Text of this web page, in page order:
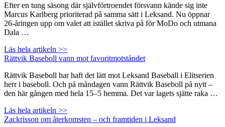
Efter en tung säsong där självförtroendet försvann kände sig inte
Marcus Karlberg prioriterad på samma sätt i Leksand. Nu öppnar
26-åringen upp om valet att istället skriva på för MoDo och utmana
Dala …
Läs hela artikeln >>
Rättvik Baseboll vann mot favoritmotståndet
Rättvik Baseboll har haft det lätt mot Leksand Baseball i Elitserien
herr i baseboll. Och på måndagen vann Rättvik Baseboll på nytt –
den här gången med hela 15–5 hemma. Det var lagets sjätte raka …
Läs hela artikeln >>
Zackrisson om återkomsten – och framtiden i Leksand